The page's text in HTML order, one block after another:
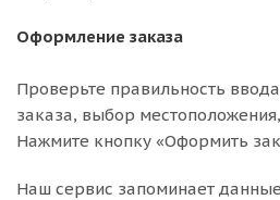
Оформление заказа
Проверьте правильность
заказа, выбор
Нажмите кнопку «Оформить
Наш сервис запоминает